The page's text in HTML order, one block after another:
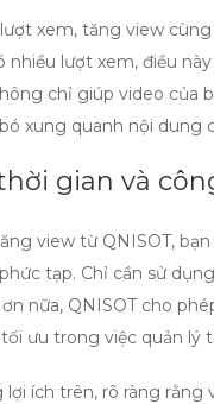
xem, tăng view cùng
nhiều lượt xem, điều
chỉ giúp video của
xung quanh nội dung
gian và
view từ QNISOT,
tạp. Chỉ cần sử
nữa, QNISOT cho
ưu trong việc quản lý
ích trên, rõ ràng rằng